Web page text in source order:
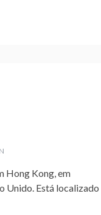
Hong Kong, em
Unido. Está localizado